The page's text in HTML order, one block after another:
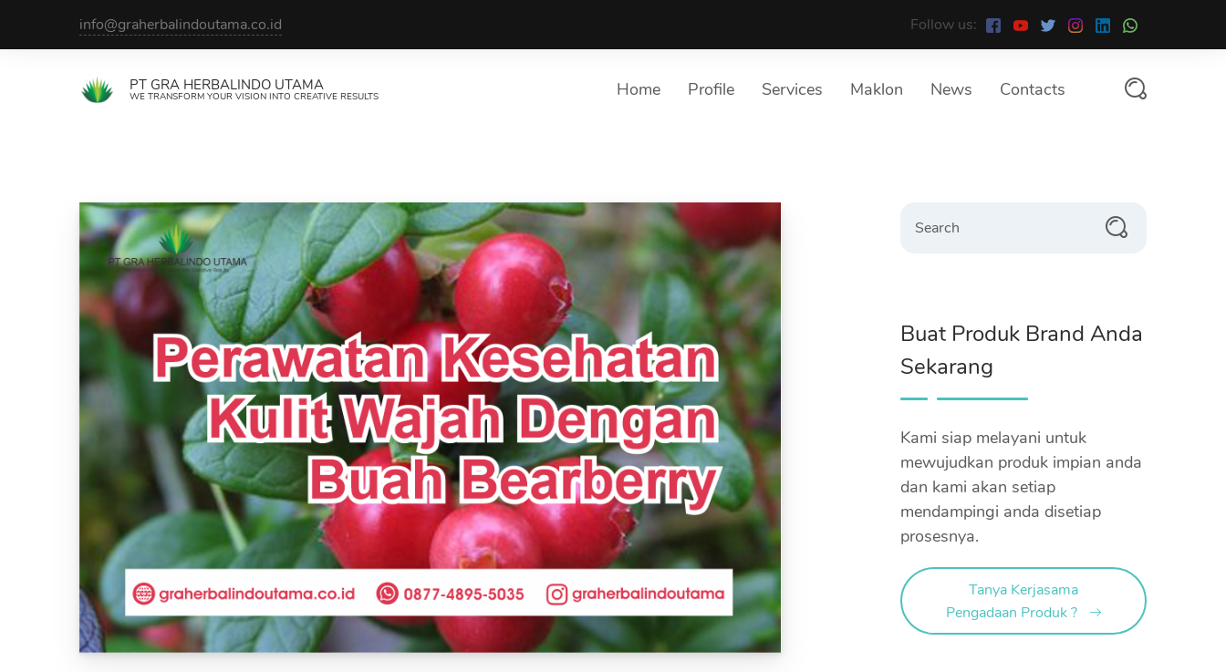
info@graherbalindoutama.co.id Follow us:
PT GRA HERBALINDO UTAMA
WE TRANSFORM YOUR VISION INTO CREATIVE RESULTS Home Profile Services Maklon News Contacts
Buat Produk Brand Anda
Sekarang
Kami siap melayani untuk
mewujudkan produk impian anda
dan kami akan setiap
mendampingi anda disetiap
prosesnya.
Tanya Kerjasama
Pengadaan Produk ?